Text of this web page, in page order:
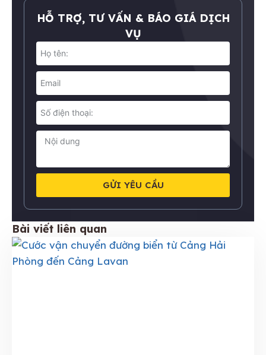
HỖ TRỢ, TƯ VẤN & BÁO GIÁ DỊCH
VỤ
GỬI YÊU CẦU
Bài viết liên quan